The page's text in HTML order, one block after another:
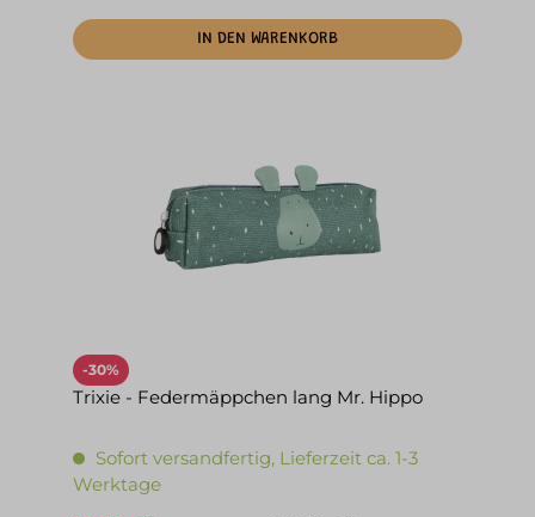
IN DEN WARENKORB
-30%
Trixie - Federmäppchen lang Mr. Hippo
Sofort versandfertig, Lieferzeit ca. 1-3
Werktage